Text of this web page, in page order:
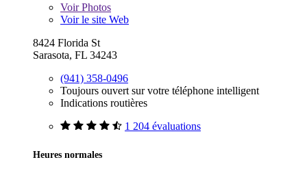
VoirPhotos
Voir le site Web
8424 Florida St
Sarasota, FL 34243
(941) 358-0496
Toujours ouvert sur votre téléphone intelligent
Indications routières
1 204 évaluations
Heures normales